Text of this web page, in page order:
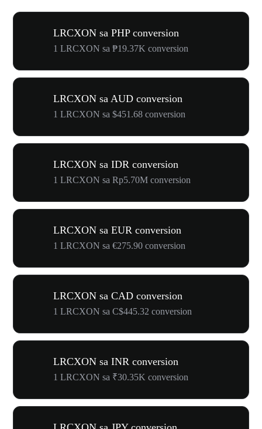
LRCXON sa PHP conversion
1 LRCXON sa ₱19.37K conversion
LRCXON sa AUD conversion
1 LRCXON sa $451.68 conversion
LRCXON sa IDR conversion
1 LRCXON sa Rp5.70M conversion
LRCXON sa EUR conversion
1 LRCXON sa €275.90 conversion
LRCXON sa CAD conversion
1 LRCXON sa C$445.32 conversion
LRCXON sa INR conversion
1 LRCXON sa ₹30.35K conversion